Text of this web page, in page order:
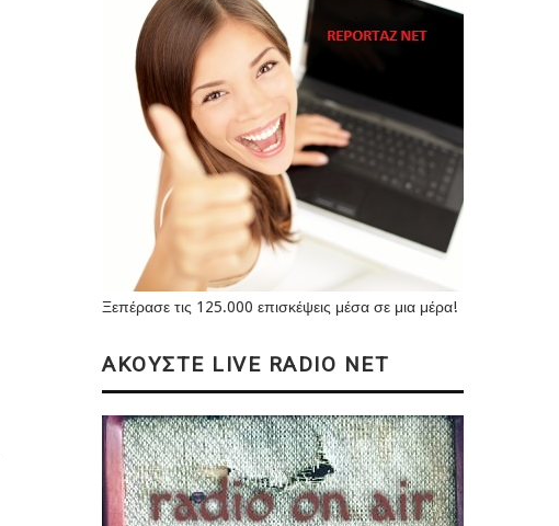
Ξεπέρασε τις 125.000 επισκέψεις μέσα σε μια μέρα!
ΑΚΟΥΣΤΕ LIVE RADIO NET